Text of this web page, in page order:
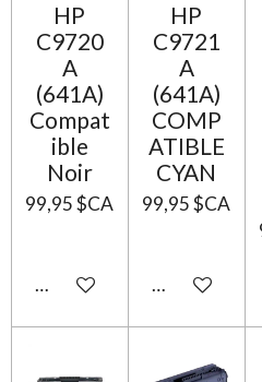
HP
C9720
A
(641A)
Compat
ible
Noir
99,95 $CA
Ajouter au panier
HP
C9721
A
(641A)
COMP
ATIBLE
CYAN
99,95 $CA
Ajouter au